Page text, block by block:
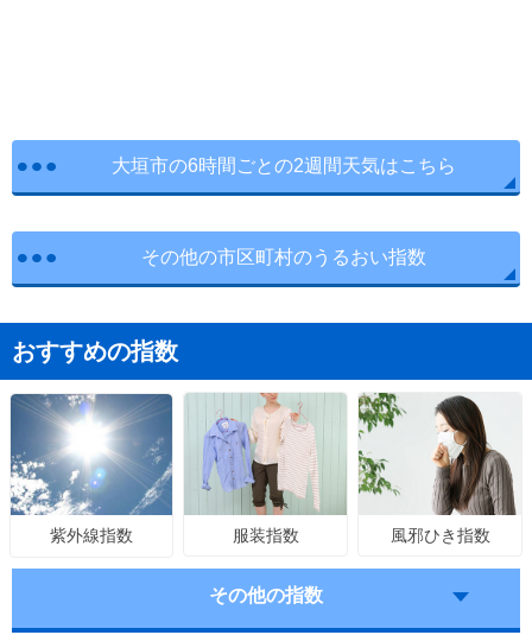
大垣市の6時間ごとの2週間天気はこちら
その他の市区町村のうるおい指数
おすすめの指数
紫外線指数 服装指数 風邪ひき指数
その他の指数